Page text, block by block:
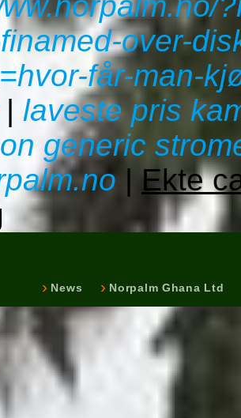
over-
får-man-
laveste pris
generic
|Ekte
News Norpalm Ghana Ltd